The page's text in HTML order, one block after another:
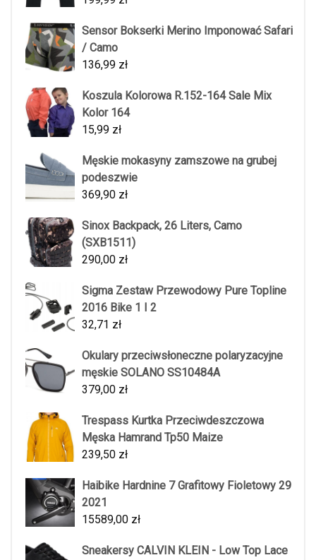
Sensor Bokserki Merino Imponować Safari
/ Camo
136,99 zł
Koszula Kolorowa R.152-164 Sale Mix
Kolor 164
15,99 zł
Męskie mokasyny zamszowe na grubej
podeszwie
369,90 zł
Sinox Backpack, 26 Liters, Camo
(SXB1511)
290,00 zł
Sigma Zestaw Przewodowy Pure Topline
2016 Bike 1 I 2
32,71 zł
Okulary przeciwsłoneczne polaryzacyjne
męskie SOLANO SS10484A
379,00 zł
Trespass Kurtka Przeciwdeszczowa
Męska Hamrand Tp50 Maize
239,50 zł
Haibike Hardnine 7 Grafitowy Fioletowy 29
2021
15589,00 zł
Sneakersy CALVIN KLEIN - Low Top Lace